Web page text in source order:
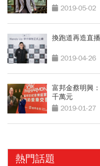
2019-05-02
換跑道再造直
2019-04-26
富邦金蔡明興
千萬元
2019-01-27
熱門話題